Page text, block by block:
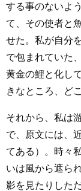
する事のないよ
て、その使者と
せた。私が自分
で包まれていた
黄金の鯉と化し
きなところ、ど
それから、私は
で、原文には、
てある）。時々
いは風から遮ら
影を見たりし